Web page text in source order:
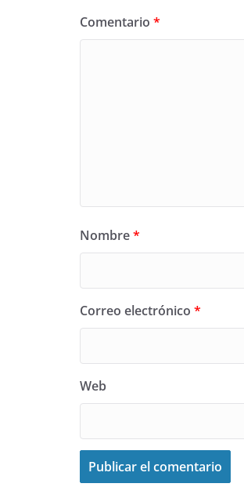
Comentario *
Nombre*
Correo electrónico *
Web